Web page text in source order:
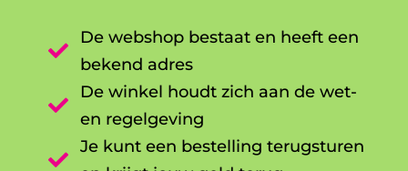

De webshop bestaat en heeft een
bekend adres

De winkel houdt zich aan de wet-
en regelgeving

Je kunt een bestelling terugsturen